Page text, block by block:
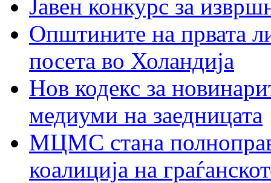
Јавен конкурс за
Општините на првата
посета во Холандија
Нов кодекс за
медиуми на заедницата
МЦМС стана
коалиција на